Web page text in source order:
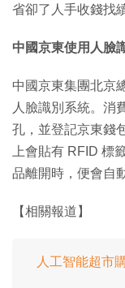
省卻了人手收錢找
中國京東使用人臉
中國京東集團北京
人臉識別系統。消
孔，並登記京東錢
上會貼有 RFID 標
品離開時，便會自
【相關報道】
人工智能超市